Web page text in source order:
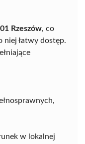
Rzeszów, co
niej łatwy dostęp.
w lokalnej